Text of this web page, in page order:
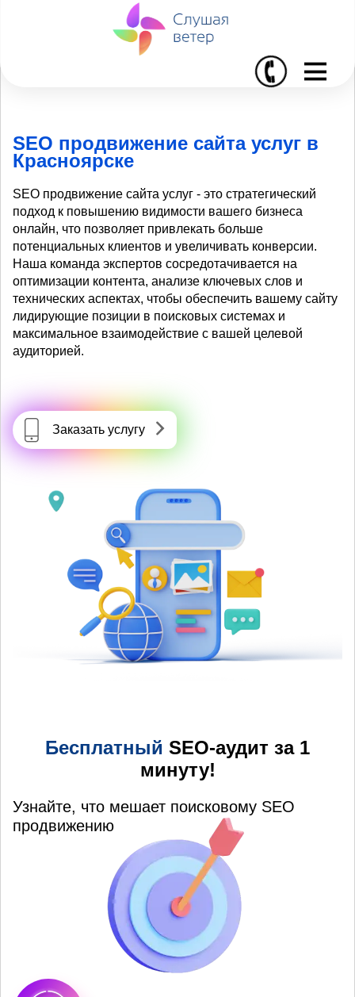
I
SEO продвижение сайта услуг в
Красноярске
SEO продвижение сайта услуг - это стратегический
подход к повышению видимости вашего бизнеса
онлайн, что позволяет привлекать больше
потенциальных клиентов и увеличивать конверсии.
Наша команда экспертов сосредотачивается на
оптимизации контента, анализе ключевых слов и
технических аспектах, чтобы обеспечить вашему сайту
лидирующие позиции в поисковых системах и
максимальное взаимодействие с вашей целевой
аудиторией.
Заказать услугу
Бесплатный SEO-аудит за 1
минуту!
Узнайте, что мешает поисковому SEO
продвижению